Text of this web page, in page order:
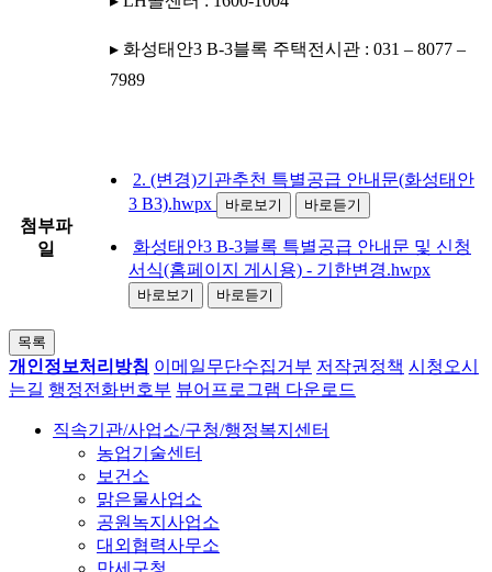
▸ 화성태안3 B-3블록 주택전시관 : 031 – 8077 –
7989
첨부파
일
2. (변경)기관추천 특별공급 안내문(화성태안
3 B3).hwpx
바로보기 바로듣기
화성태안3 B-3블록 특별공급 안내문 및 신청
서식(홈페이지 게시용) - 기한변경.hwpx
바로보기 바로듣기
목록
개인정보처리방침 이메일무단수집거부 저작권정책 시청오시
는길 행정전화번호부 뷰어프로그램 다운로드
직속기관/사업소/구청/행정복지센터
농업기술센터
보건소
맑은물사업소
공원녹지사업소
대외협력사무소
만세구청